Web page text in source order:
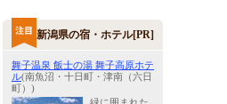
新潟県の宿・ホテル[PR]
舞子温泉 飯士の湯 舞子高原ホテ
ル(南魚沼・十日町・津南（六日
町）)